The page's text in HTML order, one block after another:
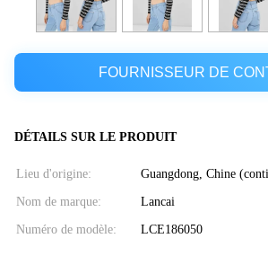
FOURNISSEUR DE
DÉTAILS SUR LE PRODUIT
Lieu d'origine: Guangdong, Chine
Nom de marque: Lancai
Numéro de modèle: LCE186050